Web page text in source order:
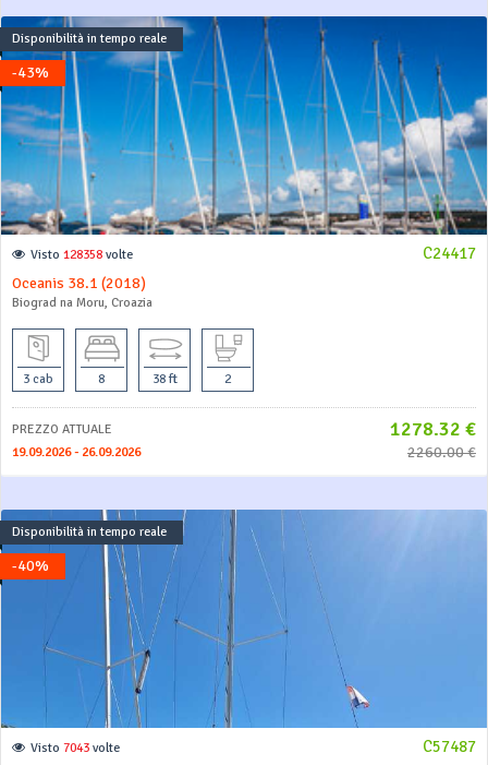
-43%
Disponibilità in tempo reale
C24417
Visto 128358 volte
Oceanis 38.1 (2018)
Biograd na Moru, Croazia
3 cab 8 38 ft 2
PREZZO ATTUALE 1278.32 €
19.09.2026 - 26.09.2026 2260.00 €
-40%
Disponibilità in tempo reale
C57487
Visto 7043 volte